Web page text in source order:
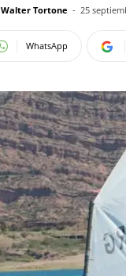
Walter Tortone - 25
WhatsApp